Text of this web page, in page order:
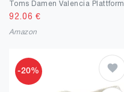
Toms Damen Valencia Plattform
92.06 €
Amazon
-20%